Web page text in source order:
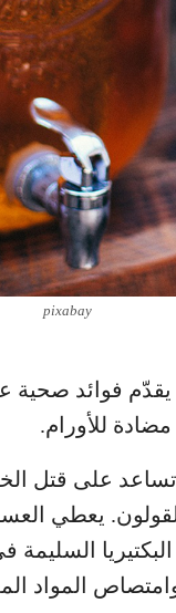
pixabay
فوائد صحية
للأورام.
على قتل
يعطي
السليمة
المواد